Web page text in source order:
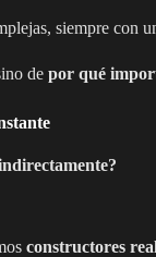
siempre con
de por qué
constructores